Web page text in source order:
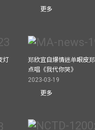
更多
灯
郑欣宜自爆情迷单眼皮
点唱《我代你哭》
2023-03-19
更多